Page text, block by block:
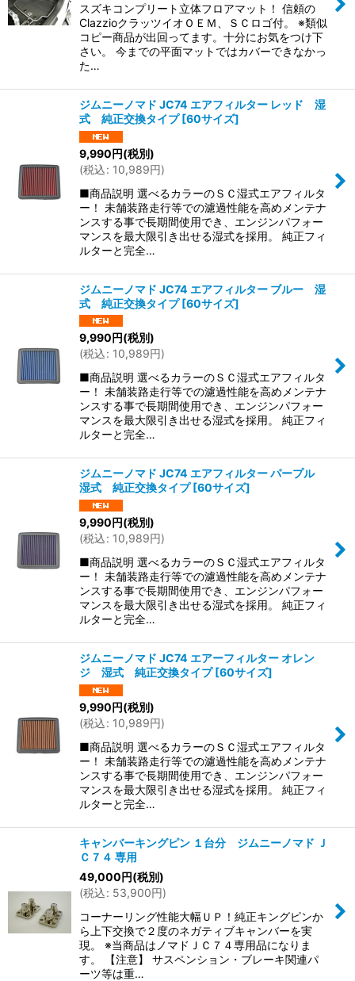
スズキコンプリート立体フロアマット！ 信頼の
ClazzioクラッツイオＯＥＭ、ＳＣロゴ付。 ※類似
コピー商品が出回ってます。十分にお気をつけ下
さい。 今までの平面マットではカバーできなかっ
た…
ジムニーノマド JC74 エアフィルター レッド 湿
式 純正交換タイプ [60サイズ]
9,990円(税別)
(税込: 10,989円)
■商品説明 選べるカラーのＳＣ湿式エアフィルタ
ー！ 未舗装路走行等での濾過性能を高めメンテナ
ンスする事で長期間使用でき、エンジンパフォー
マンスを最大限引き出せる湿式を採用。 純正フィ
ルターと完全…
ジムニーノマド JC74 エアフィルター ブルー 湿
式 純正交換タイプ [60サイズ]
9,990円(税別)
(税込: 10,989円)
■商品説明 選べるカラーのＳＣ湿式エアフィルタ
ー！ 未舗装路走行等での濾過性能を高めメンテナ
ンスする事で長期間使用でき、エンジンパフォー
マンスを最大限引き出せる湿式を採用。 純正フィ
ルターと完全…
ジムニーノマド JC74 エアフィルター パープル
湿式 純正交換タイプ [60サイズ]
9,990円(税別)
(税込: 10,989円)
■商品説明 選べるカラーのＳＣ湿式エアフィルタ
ー！ 未舗装路走行等での濾過性能を高めメンテナ
ンスする事で長期間使用でき、エンジンパフォー
マンスを最大限引き出せる湿式を採用。 純正フィ
ルターと完全…
ジムニーノマド JC74 エアーフィルター オレン
ジ 湿式 純正交換タイプ[60サイズ]
9,990円(税別)
(税込: 10,989円)
■商品説明 選べるカラーのＳＣ湿式エアフィルタ
ー！ 未舗装路走行等での濾過性能を高めメンテナ
ンスする事で長期間使用でき、エンジンパフォー
マンスを最大限引き出せる湿式を採用。 純正フィ
ルターと完全…
キャンバーキングピン １台分 ジムニーノマド Ｊ
Ｃ７４ 専用
49,000円(税別)
(税込: 53,900円)
コーナーリング性能大幅ＵＰ！純正キングピンか
ら上下交換で２度のネガティブキャンバーを実
現。 ※当商品はノマドＪＣ７４専用品になりま
す。 【注意】 サスペンション・ブレーキ関連パ
ーツ等は重…